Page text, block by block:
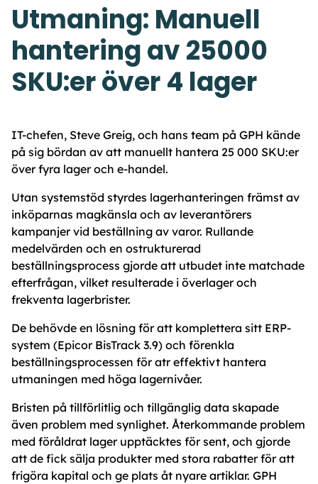
Utmaning: Manuell
hantering av 25000
SKU:er över 4 lager
IT-chefen, Steve Greig, och hans team på GPH kände
på sig bördan av att manuellt hantera 25 000 SKU:er
över fyra lager och e-handel.
Utan systemstöd styrdes lagerhanteringen främst av
inköparnas magkänsla och av leverantörers
kampanjer vid beställning av varor. Rullande
medelvärden och en ostrukturerad
beställningsprocess gjorde att utbudet inte matchade
efterfrågan, vilket resulterade i överlager och
frekventa lagerbrister.
De behövde en lösning för att komplettera sitt ERP-
system (Epicor BisTrack 3.9) och förenkla
beställningsprocessen för atr effektivt hantera
utmaningen med höga lagernivåer.
Bristen på tillförlitlig och tillgänglig data skapade
även problem med synlighet. Återkommande problem
med föråldrat lager upptäcktes för sent, och gjorde
att de fick sälja produkter med stora rabatter för att
frigöra kapital och ge plats åt nyare artiklar. GPH